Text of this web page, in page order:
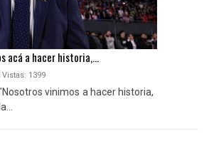
acá a hacer historia,...
Vistas: 1399
"Nosotros vinimos a hacer historia,